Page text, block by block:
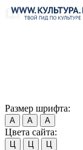
Размер шрифта:
А А А
Цвета сайта:
Ц Ц Ц